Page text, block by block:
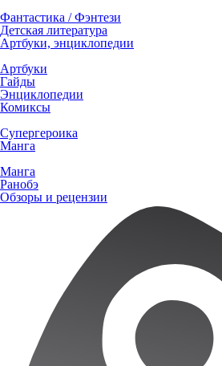
Фантастика / Фэнтези
Детская литература
Артбуки, энциклопедии
Артбуки
Гайды
Энциклопедии
Комиксы
Супергероика
Манга
Манга
Ранобэ
Обзоры и рецензии